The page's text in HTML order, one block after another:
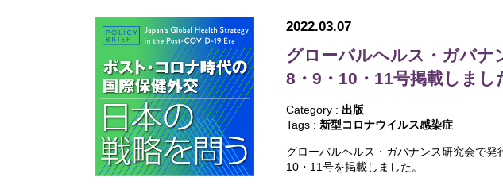
2022.03.07
グローバルヘルス・ガバナ
8・9・10・11号掲載しまし
Category : 出版
Tags : 新型コロナウイルス感染症
グローバルヘルス・ガバナンス研究会で
10・11号を掲載しました。